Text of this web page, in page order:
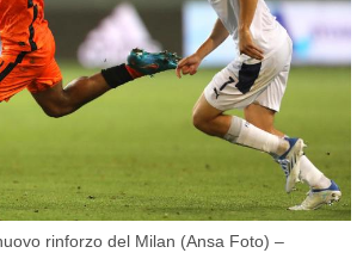
rinforzo del Milan (Ansa Foto) –